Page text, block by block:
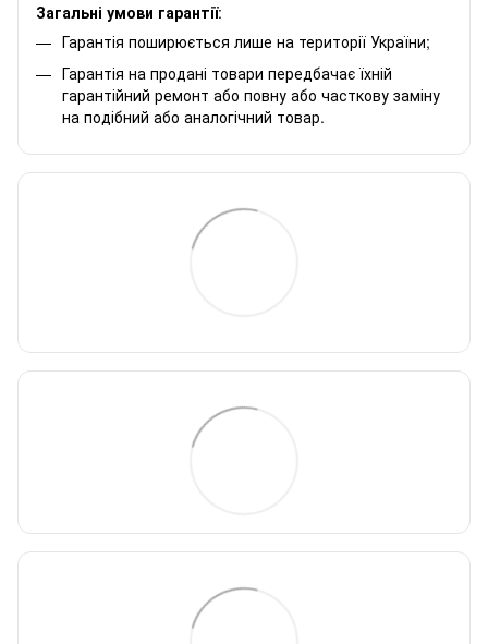
Загальні умови гарантії:
Гарантія поширюється лише на території України;
Гарантія на продані товари передбачає їхній
гарантійний ремонт або повну або часткову заміну
на подібний або аналогічний товар.